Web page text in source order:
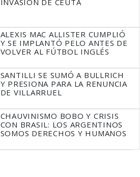
INVASIÓN DE CEUTA
ALEXIS MAC ALLISTER CUMPLIÓ
Y SE IMPLANTÓ PELO ANTES DE
VOLVER AL FÚTBOL INGLÉS
SANTILLI SE SUMÓ A BULLRICH
Y PRESIONA PARA LA RENUNCIA
DE VILLARRUEL
CHAUVINISMO BOBO Y CRISIS
CON BRASIL: LOS ARGENTINOS
SOMOS DERECHOS Y HUMANOS